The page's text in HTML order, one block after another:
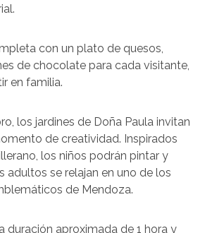
con un plato de quesos,
de chocolate para cada visitante,
en familia.
los jardines de Doña Paula invitan
de creatividad. Inspirados
los niños podrán pintar y
adultos se relajan en uno de los
de Mendoza.
duración aproximada de 1 hora y